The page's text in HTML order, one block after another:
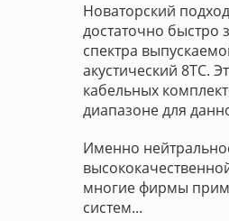
Новаторский
достаточно быстро
спектра
акустический 8TC.
кабельных
диапазоне для
Именно
многие фирмы
систем...